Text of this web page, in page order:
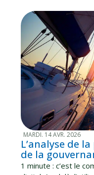
MARDI. 14 AVR. 2026
L’analyse de
de la
1 minute : c’est le